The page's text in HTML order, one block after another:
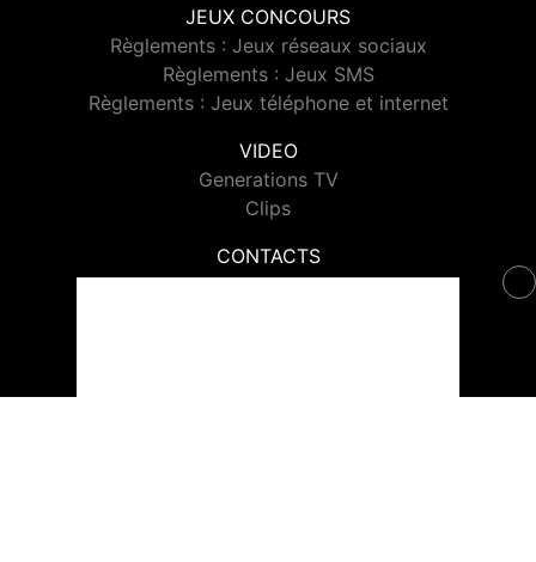
JEUX CONCOURS
Règlements : Jeux réseaux sociaux
Règlements : Jeux SMS
Règlements : Jeux téléphone et internet
VIDEO
Generations TV
Clips
CONTACTS
Contacter Generations